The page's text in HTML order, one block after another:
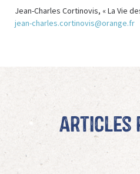
Jean-Charles Cortinovis, « La Vie
jean-charles.cortinovis@orange.fr
Articles